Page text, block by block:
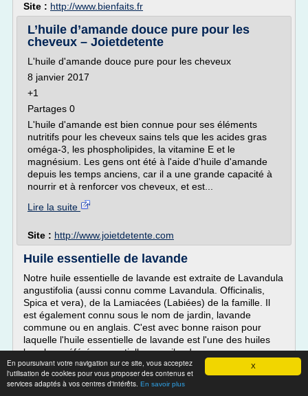
X
En poursuivant votre navigation sur ce site, vous acceptez
l'utilisation de cookies pour vous proposer des contenus et
services adaptés à vos centres d'intérêts. En savoir plus
Site : http://www.bienfaits.fr
L’huile d’amande douce pure pour les
cheveux – Joietdetente
L'huile d'amande douce pure pour les cheveux
8 janvier 2017
+1
Partages 0
L'huile d'amande est bien connue pour ses éléments
nutritifs pour les cheveux sains tels que les acides gras
oméga-3, les phospholipides, la vitamine E et le
magnésium. Les gens ont été à l'aide d'huile d'amande
depuis les temps anciens, car il a une grande capacité à
nourrir et à renforcer vos cheveux, et est...
Lire la suite
Site : http://www.joietdetente.com
Huile essentielle de lavande
Notre huile essentielle de lavande est extraite de Lavandula
angustifolia (aussi connu comme Lavandula. Officinalis,
Spica et vera), de la Lamiacées (Labiées) de la famille. Il
est également connu sous le nom de jardin, lavande
commune ou en anglais. C'est avec bonne raison pour
laquelle l'huile essentielle de lavande est l'une des huiles
les plus préférés essentielles, car il a des...
Lire la suite